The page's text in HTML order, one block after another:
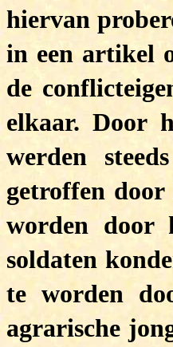
hiervan
in een artikel
de
elkaar. Door
werden
getroffen door
worden door
soldaten
te worden
agrarische